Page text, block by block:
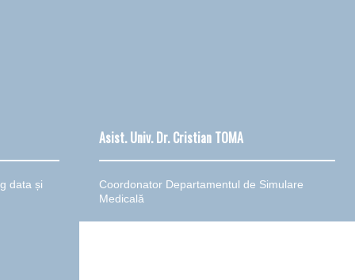
data și
Asist. Univ. Dr. Cristian TOMA
Coordonator Departamentul de Simulare
Medicală